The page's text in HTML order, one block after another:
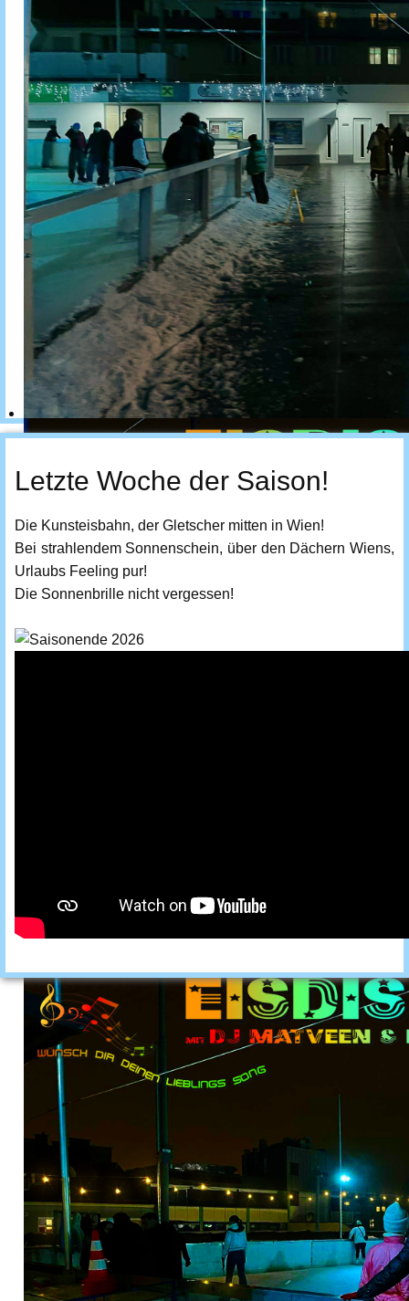
Letzte Woche der Saison!
Die Kunsteisbahn, der Gletscher mitten in Wien!
Bei strahlendem Sonnenschein, über den Dächern Wiens,
Urlaubs Feeling pur!
Die Sonnenbrille nicht vergessen!